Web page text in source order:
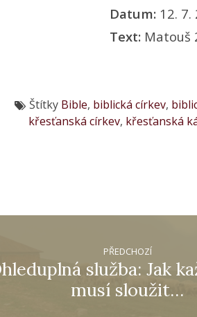
Datum: 12. 7.
Text: Matouš
Štítky Bible, biblická církev,
křesťanská církev, křesťanská
PŘEDCHOZÍ
služba: Jak
musí sloužit…